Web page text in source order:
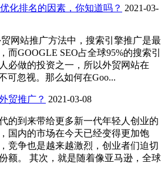
化排名的因素，你知道吗？ 2021-03-
网站推广方法中，搜索引擎推广是最
而GOOGLE SEO占全球95%的搜索引
必做的投资之一，所以外贸网站在
可忽视。那么如何在Goo...
贸推广？ 2021-03-08
的到来带给更多新一代年轻人创业的
国内的市场在今天已经变得更加饱
竞争也是越来越激烈，创业者们迫切
额。 其次，就是随着像亚马逊，全球